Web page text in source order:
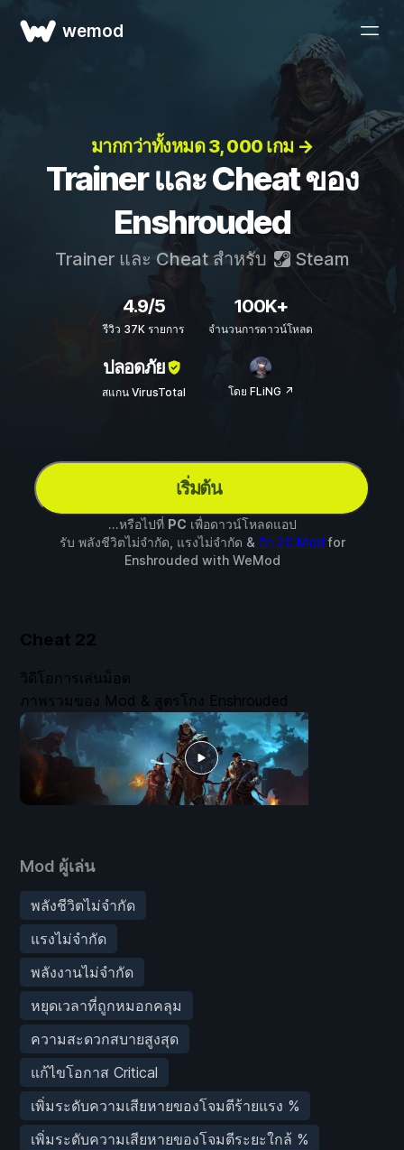
wemod
มากกว่าทั้งหมด 3, 000 เกม →
Trainer และ Cheat ของ
Enshrouded
Trainer และ Cheat สำหรับ Steam
4.9/5
รีวิว 37K รายการ
100K+
จำนวนการดาวน์โหลด
ปลอดภัย
สแกน VirusTotal โดย FLiNG ↗
เริ่มต้น
...หรือไปที่ PC เพื่อดาวน์โหลดแอป
รับ พลังชีวิตไม่จำกัด, แรงไม่จำกัด & อีก 20 Mod for
Enshrouded with WeMod
Cheat 22
Mod ผู้เล่น
พลังชีวิตไม่จำกัด
แรงไม่จำกัด
พลังงานไม่จำกัด
หยุดเวลาที่ถูกหมอกคลุม
ความสะดวกสบายสูงสุด
แก้ไขโอกาส Critical
เพิ่มระดับความเสียหายของโจมตีร้ายแรง %
เพิ่มระดับความเสียหายของโจมตีระยะใกล้ %
วิดีโอการเล่นม็อด
ภาพรวมของ Mod & สูตรโกง Enshrouded